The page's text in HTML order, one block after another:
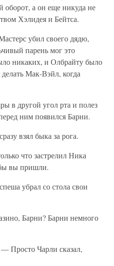
а он еще никуда не
Хэлидея и Бейтса.
убил своего дядю,
парень мог это
никаких, и Олбрайту было
делать Мак-Вэйл, когда
в другой угол рта и полез
ним появился Барни.
взял быка за рога.
что застрелил Ника
вы пришли.
убрал со стола свои
Барни? Барни немного
Чарли сказал,